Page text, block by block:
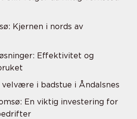
Kjernen i nords av
Effektivitet og
i badstue i Åndalsnes
En viktig investering for